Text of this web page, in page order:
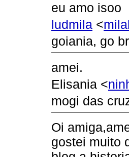
eu amo isoo
ludmila <
goiania, go
amei.
Elisania <
mogi das
Oi
gostei muito